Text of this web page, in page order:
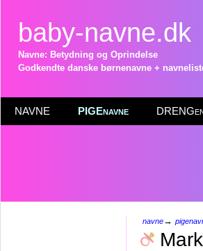
baby-navne.dk
Navne: Betydning og Oprindelse
Godkendte danske børnenavne +
NAVNE PIGEnavne
navne→